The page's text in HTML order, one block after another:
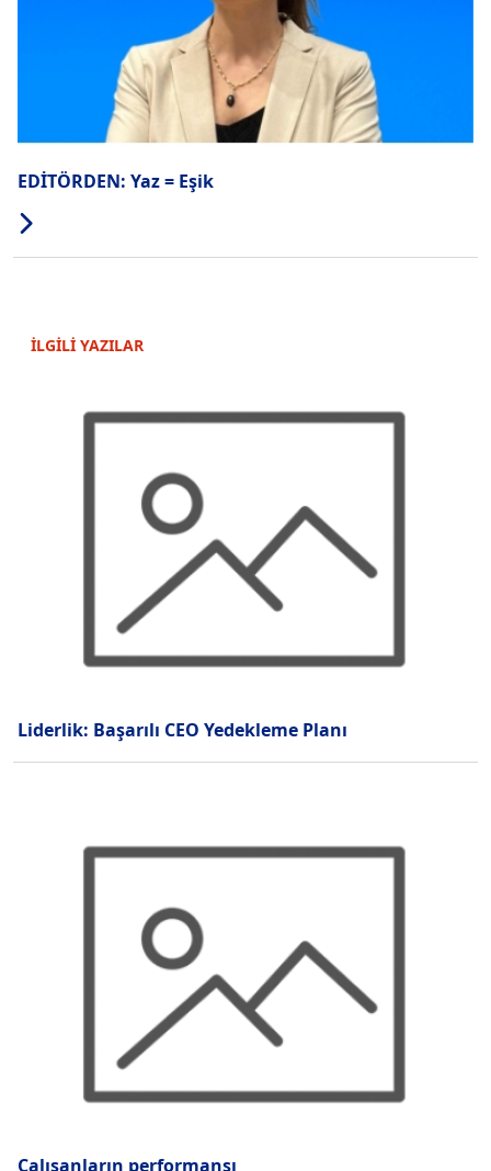
EDİTÖRDEN: Yaz = Eşik
İLGİLİ YAZILAR
Liderlik: Başarılı CEO Yedekleme Planı
Çalışanların performansı